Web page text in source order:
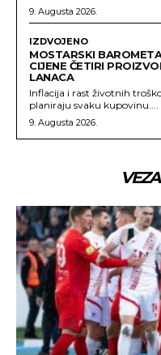
9. Augusta 2026.
IZDVOJENO
MOSTARSKI
CIJENE ČETIRI
LANACA
Inflacija i rast životnih
planiraju svaku kupovinu....
9. Augusta 2026.